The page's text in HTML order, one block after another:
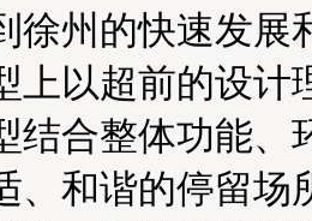
徐州的快速发
上以超前的设计
结合整体功能、
、和谐的停留